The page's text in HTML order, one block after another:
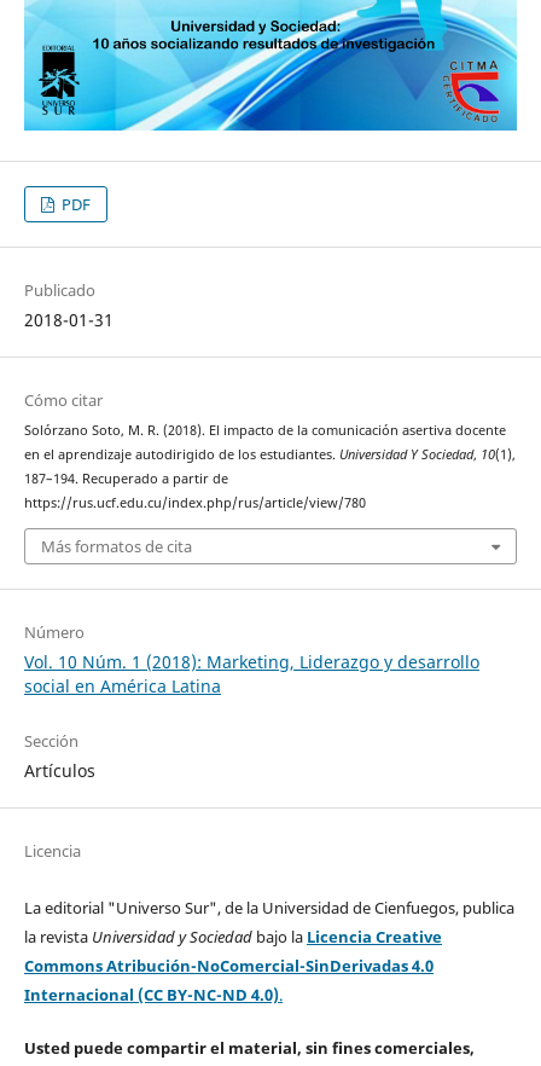
PDF
Publicado
2018-01-31
Cómo citar
Solórzano Soto, M. R. (2018). El impacto de la comunicación asertiva docente
en el aprendizaje autodirigido de los estudiantes. Universidad Y Sociedad, 10(1),
187–194. Recuperado a partir de
https://rus.ucf.edu.cu/index.php/rus/article/view/780
Más formatos de cita
Número
Vol. 10 Núm. 1 (2018): Marketing, Liderazgo y desarrollo
social en América Latina
Sección
Artículos
Licencia
La editorial "Universo Sur", de la Universidad de Cienfuegos, publica
la revista Universidad y Sociedad bajo la Licencia Creative
Commons Atribución-NoComercial-SinDerivadas 4.0
Internacional (CC BY-NC-ND 4.0).
Usted puede compartir el material, sin fines comerciales,